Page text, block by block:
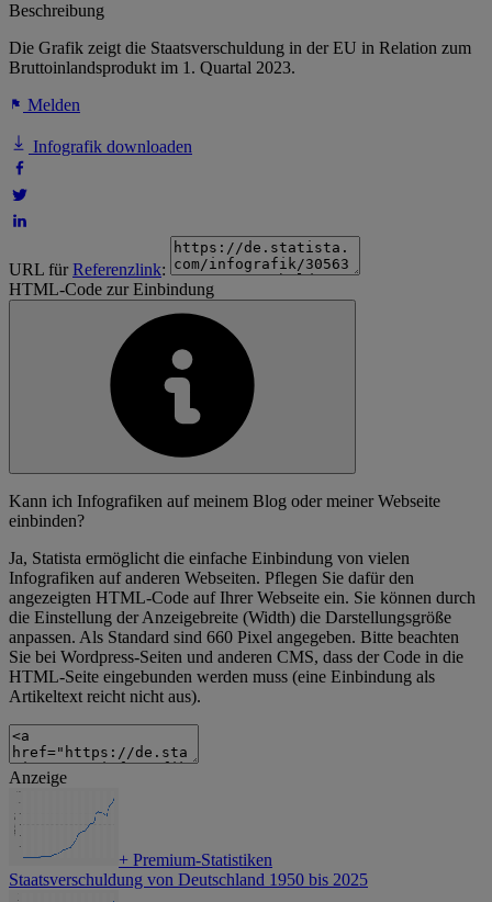
Beschreibung
Die Grafik zeigt die Staatsverschuldung in der EU in Relation zum
Bruttoinlandsprodukt im 1. Quartal 2023.
Melden
Infografik downloaden
URL fürReferenzlink:
HTML-Code zur Einbindung
Kann ich Infografiken auf meinem Blog oder meiner Webseite
einbinden?
Ja, Statista ermöglicht die einfache Einbindung von vielen
Infografiken auf anderen Webseiten. Pflegen Sie dafür den
angezeigten HTML-Code auf Ihrer Webseite ein. Sie können durch
die Einstellung der Anzeigebreite (Width) die Darstellungsgröße
anpassen. Als Standard sind 660 Pixel angegeben. Bitte beachten
Sie bei Wordpress-Seiten und anderen CMS, dass der Code in die
HTML-Seite eingebunden werden muss (eine Einbindung als
Artikeltext reicht nicht aus).
Anzeige
+ Premium-Statistiken
Staatsverschuldung von Deutschland 1950 bis 2025